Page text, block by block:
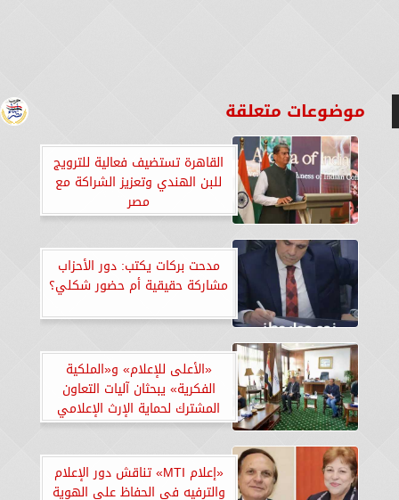
موضوعات متعلقة
القاهرة تستضيف فعالية للترويج
للبن الهندي وتعزيز الشراكة مع
مصر
مدحت بركات يكتب: دور الأحزاب
مشاركة حقيقية أم حضور شكلي؟
«الأعلى للإعلام» و«الملكية
الفكرية» يبحثان آليات التعاون
المشترك لحماية الإرث الإعلامي
والفني والثقافي
«إعلام MTI» تناقش دور الإعلام
والترفيه في الحفاظ على الهوية